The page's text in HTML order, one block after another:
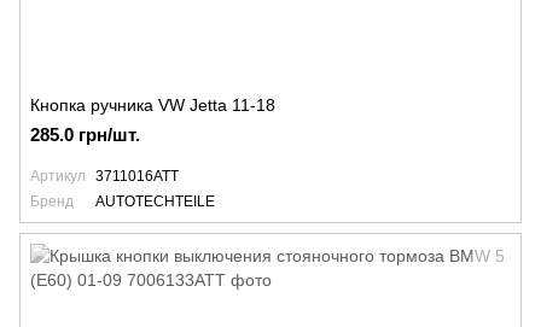
Кнопка ручника VW Jetta 11-18
285.0 грн/шт.
Артикул
3711016ATT
Бренд
AUTOTECHTEILE